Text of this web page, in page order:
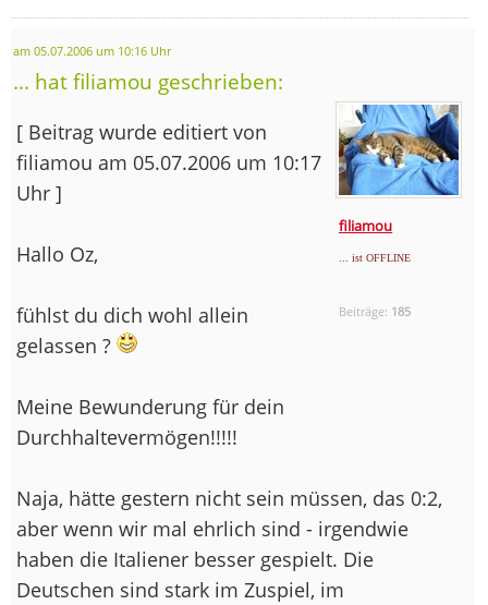
am 05.07.2006 um 10:16 Uhr
... hat filiamou geschrieben:
filiamou
... ist OFFLINE
Beiträge: 185
[ Beitrag wurde editiert von
filiamou am 05.07.2006 um 10:17
Uhr ]
Hallo Oz,
fühlst du dich wohl allein
gelassen ?
Meine Bewunderung für dein
Durchhaltevermögen!!!!!
Naja, hätte gestern nicht sein müssen, das 0:2,
aber wenn wir mal ehrlich sind - irgendwie
haben die Italiener besser gespielt. Die
Deutschen sind stark im Zuspiel, im